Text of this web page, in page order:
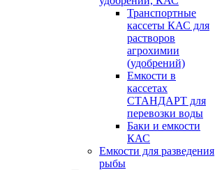
Транспортные
кассеты КАС для
растворов
агрохимии
(удобрений)
Емкости в
кассетах
СТАНДАРТ для
перевозки воды
Баки и емкости
КАС
Емкости для разведения
рыбы